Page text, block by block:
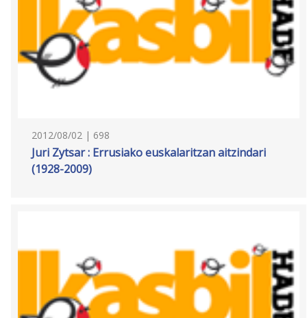
2012/08/02 | 698
Juri Zytsar : Errusiako euskalaritzan aitzindari
(1928-2009)